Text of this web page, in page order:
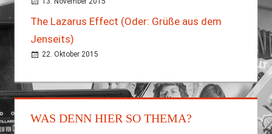
The Lazarus Effect (Oder: Grüße aus dem
Jenseits)
22. Oktober 2015
WAS DENN HIER SO THEMA?